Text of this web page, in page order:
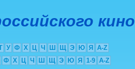
кино
У Ф Х Ц Ч Ш Щ Э Ю Я
A-Z
Ф Х Ц Ч Ш Щ Э Ю Я 1-9 A-Z